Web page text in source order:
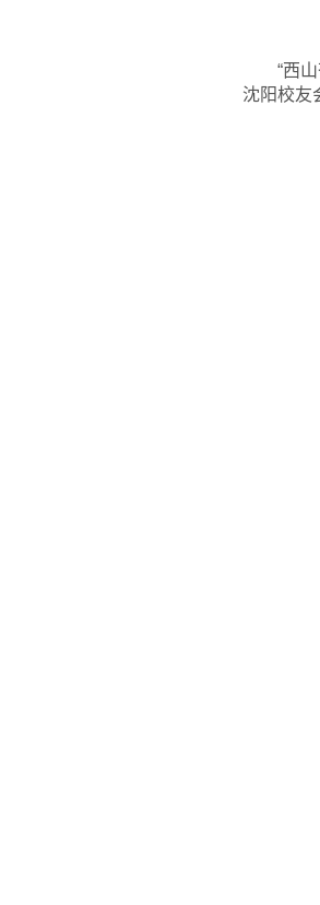
“西
沈阳校友